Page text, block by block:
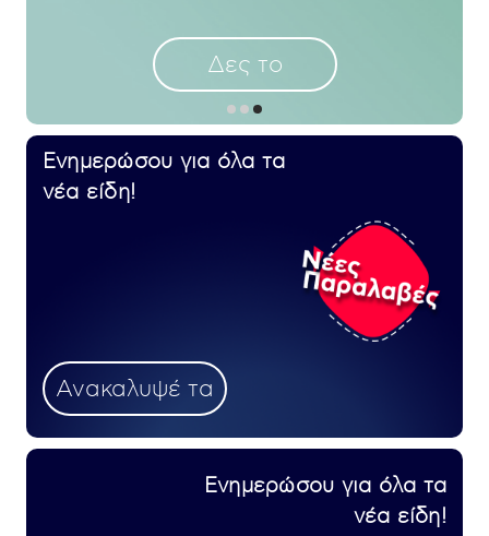
Δες το
Ενημερώσου για όλα τα
νέα είδη!
Ανακαλυψέ τα
Ενημερώσου για όλα τα
νέα είδη!